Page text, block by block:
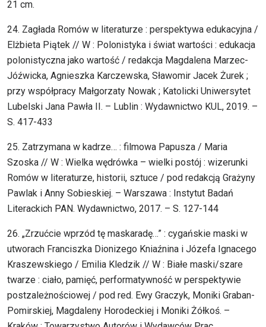
21 cm.
24. Zagłada Romów w literaturze : perspektywa edukacyjna /
Elżbieta Piątek // W : Polonistyka i świat wartości : edukacja
polonistyczna jako wartość / redakcja Magdalena Marzec-
Jóźwicka, Agnieszka Karczewska, Sławomir Jacek Żurek ;
przy współpracy Małgorzaty Nowak ; Katolicki Uniwersytet
Lubelski Jana Pawła II. – Lublin : Wydawnictwo KUL, 2019. –
S. 417-433
25. Zatrzymana w kadrze… : filmowa Papusza / Maria
Szoska // W : Wielka wędrówka – wielki postój : wizerunki
Romów w literaturze, historii, sztuce / pod redakcją Grażyny
Pawlak i Anny Sobieskiej. – Warszawa : Instytut Badań
Literackich PAN. Wydawnictwo, 2017. – S. 127-144
26. „Zrzućcie wprzód tę maskaradę…” : cygańskie maski w
utworach Franciszka Dionizego Kniaźnina i Józefa Ignacego
Kraszewskiego / Emilia Kledzik // W : Białe maski/szare
twarze : ciało, pamięć, performatywność w perspektywie
postzależnościowej / pod red. Ewy Graczyk, Moniki Graban-
Pomirskiej, Magdaleny Horodeckiej i Moniki Żółkoś. –